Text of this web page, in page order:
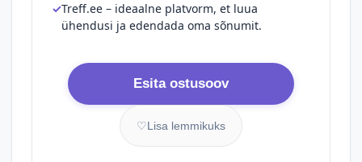
Treff.ee – ideaalne platvorm, et luua
ühendusi ja edendada oma sõnumit.
Esita ostusoov
♡Lisa lemmikuks